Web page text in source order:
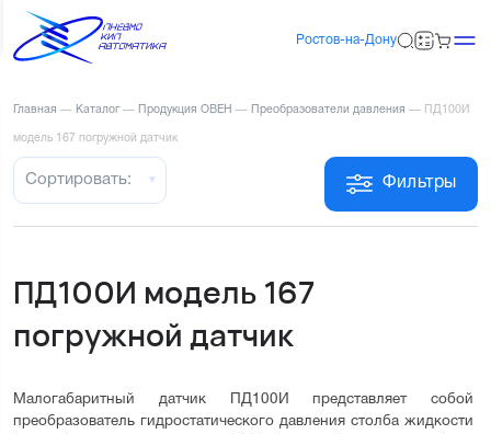
Ростов-на-Дону
Главная — Каталог — Продукция ОВЕН — Преобразователи давления — ПД100И
модель 167 погружной датчик
Фильтры
Сортировать:
ПД100И модель 167
погружной датчик
Малогабаритный датчик ПД100И представляет собой
преобразователь гидростатического давления столба жидкости